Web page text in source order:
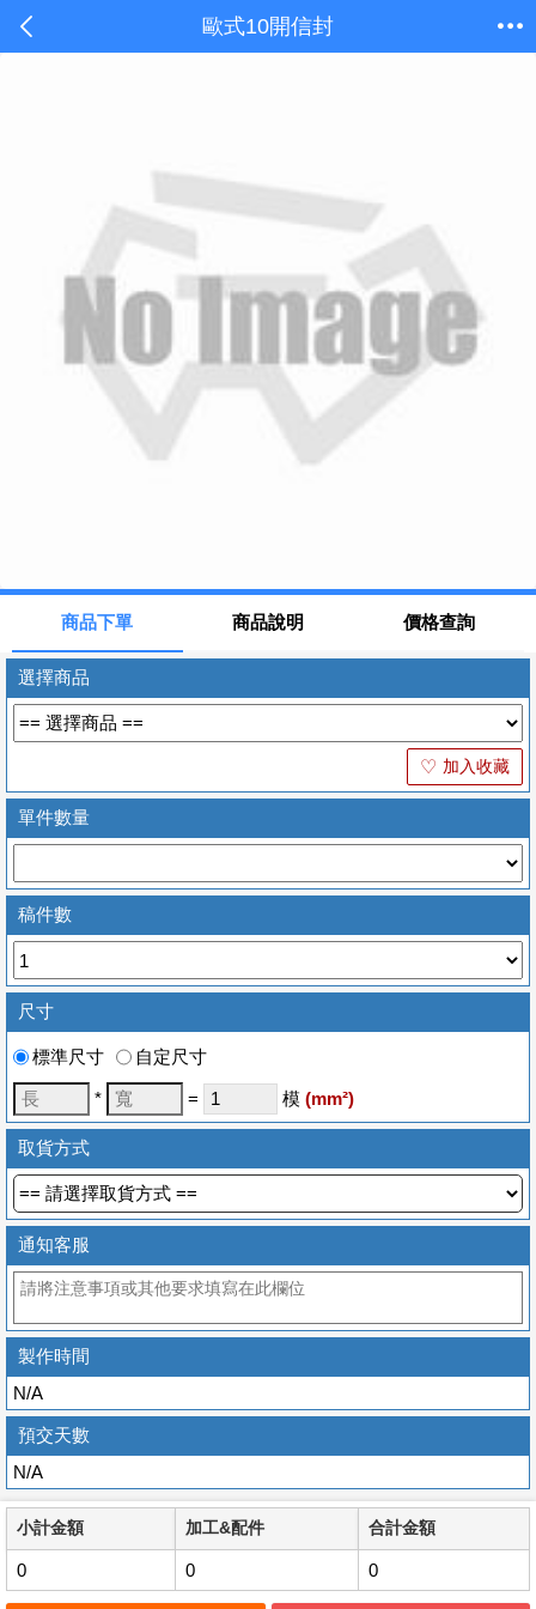
歐式10開信封
商品下單 商品說明 價格查詢
選擇商品
♡ 加入收藏
單件數量
稿件數
尺寸
標準尺寸 自定尺寸
* = 模 (mm²)
取貨方式
通知客服
製作時間
N/A
預交天數
N/A
小計金額 加工&配件 合計金額
0 0 0